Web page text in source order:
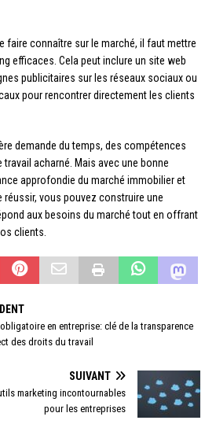
faire connaître sur le marché, il faut mettre
efficaces. Cela peut inclure un site web
publicitaires sur les réseaux sociaux ou
pour rencontrer directement les clients
demande du temps, des compétences
acharné. Mais avec une bonne
approfondie du marché immobilier et
réussir, vous pouvez construire une
aux besoins du marché tout en offrant
clients.
obligatoire en entreprise: clé de la transparence
des droits du travail
SUIVANT
marketing incontournables
pour les entreprises